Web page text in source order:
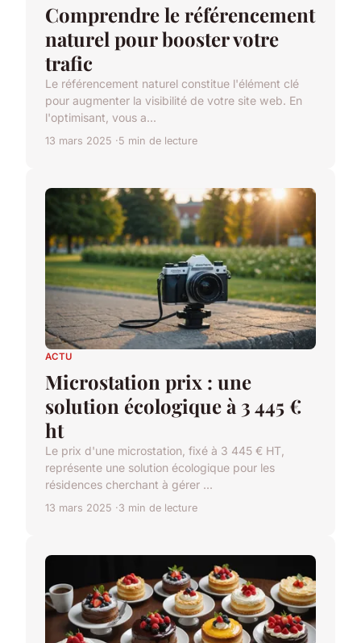
Comprendre le référencement
naturel pour booster votre
trafic
Le référencement naturel constitue l'élément clé
pour augmenter la visibilité de votre site web. En
l'optimisant, vous a...
13 mars 2025 5 min de lecture
ACTU
Microstation prix : une
solution écologique à 3 445 €
ht
Le prix d'une microstation, fixé à 3 445 € HT,
représente une solution écologique pour les
résidences cherchant à gérer ...
13 mars 2025 3 min de lecture